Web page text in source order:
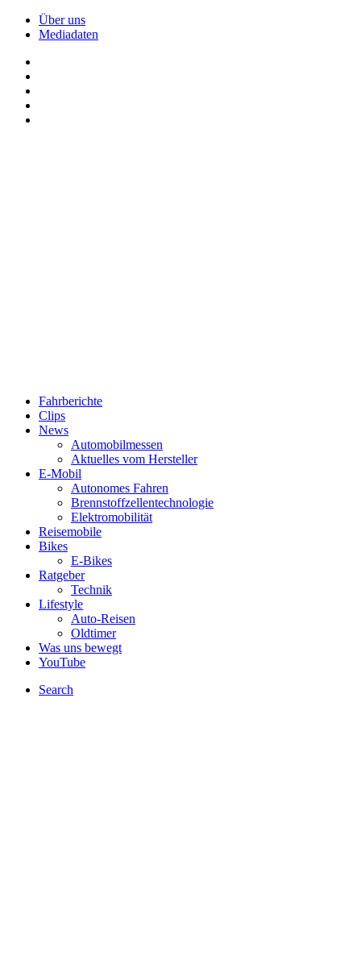
Über uns
Mediadaten
Fahrberichte
Clips
News
Automobilmessen
Aktuelles vom Hersteller
E-Mobil
Autonomes Fahren
Brennstoffzellentechnologie
Elektromobilität
Reisemobile
Bikes
E-Bikes
Ratgeber
Technik
Lifestyle
Auto-Reisen
Oldtimer
Was uns bewegt
YouTube
Search